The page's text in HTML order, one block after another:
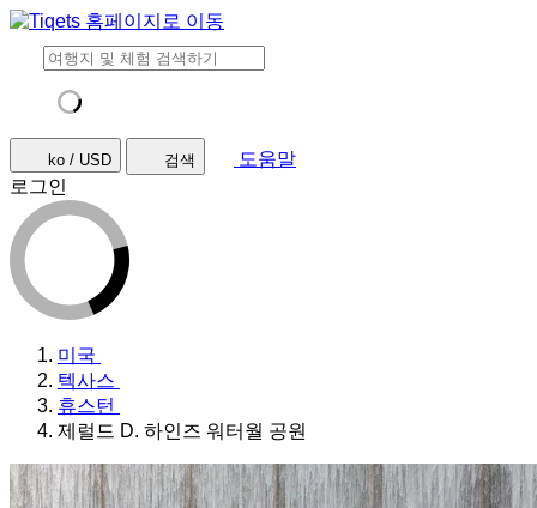
ko / USD 검색
도움말
로그인
미국
텍사스
휴스턴
제럴드 D. 하인즈 워터월 공원